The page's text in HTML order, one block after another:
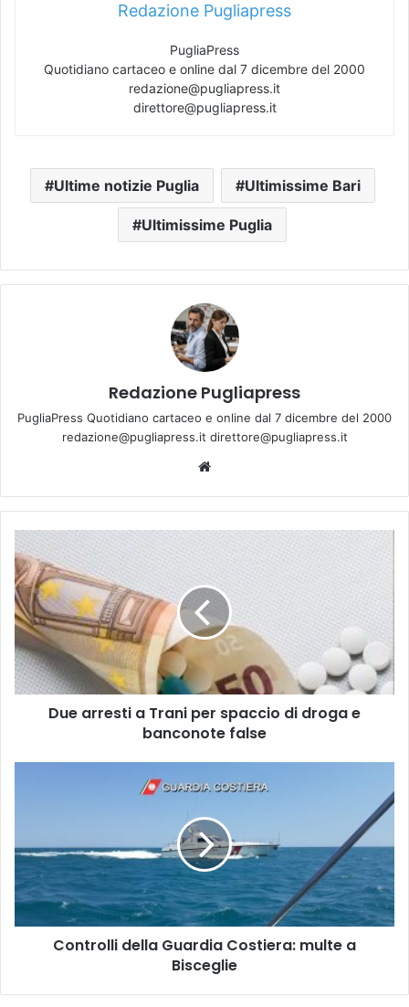
Redazione Pugliapress
PugliaPress
Quotidiano cartaceo e online dal 7 dicembre del 2000
redazione@pugliapress.it
direttore@pugliapress.it
Ultime notizie Puglia Ultimissime Bari
Ultimissime Puglia
Redazione Pugliapress
PugliaPress Quotidiano cartaceo e online dal 7 dicembre del 2000
redazione@pugliapress.it direttore@pugliapress.it
Due
arresti
a
Trani
per
spaccio
di
droga
e
banconoteDue arresti a Trani per spaccio di droga e
banconote false
multe
Bisceglie
Controlli della Guardia Costiera: multe a
Bisceglie